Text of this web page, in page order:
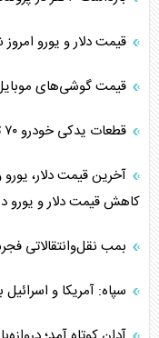
قیمت دلار و یورو امروز شنبه ۱۷ مرداد
قیمت گوشی‌های موبایل در سال ۱۴۰۵
قطعات یدکی خودرو ۷۰ تا ۸۰ درصد گران شد
کاهش قیمت دلار و یورو
بمب نقل‌وانتقالاتی
سپاه: آمریکا و